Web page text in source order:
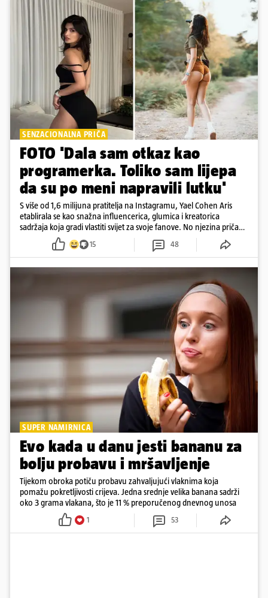
SENZACIONALNA PRIČA
FOTO 'Dala sam otkaz kao
programerka. Toliko sam lijepa
da su po meni napravili lutku'
S više od 1,6 milijuna pratitelja na Instagramu, Yael Cohen Aris
etablirala se kao snažna influencerica, glumica i kreatorica
sadržaja koja gradi vlastiti svijet za svoje fanove. No njezina priča
pokazuje da online slava dolazi i s neočekivanim izazovima
15 48
SUPER NAMIRNICA
Evo kada u danu jesti bananu za
bolju probavu i mršavljenje
Tijekom obroka potiču probavu zahvaljujući vlaknima koja
pomažu pokretljivosti crijeva. Jedna srednje velika banana sadrži
oko 3 grama vlakana, što je 11 % preporučenog dnevnog unosa
1 53